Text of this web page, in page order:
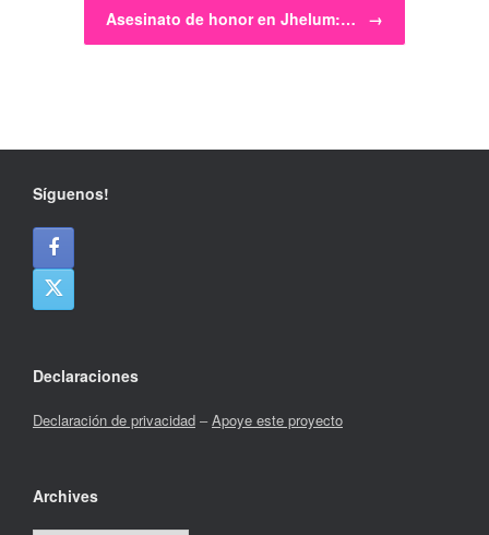
Asesinato de honor en Jhelum:… →
Síguenos!
Declaraciones
Declaración de privacidad –Apoye este proyecto
Archives